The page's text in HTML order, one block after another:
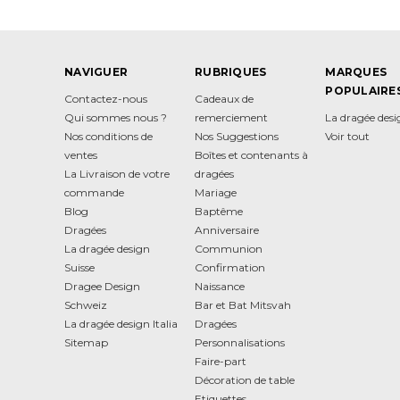
NAVIGUER
Contactez-nous
Qui sommes nous ?
Nos conditions de
ventes
La Livraison de votre
commande
Blog
Dragées
La dragée design
Suisse
Dragee Design
Schweiz
La dragée design Italia
Sitemap
RUBRIQUES
Cadeaux de
remerciement
Nos Suggestions
Boîtes et contenants à
dragées
Mariage
Baptême
Anniversaire
Communion
Confirmation
Naissance
Bar et Bat Mitsvah
Dragées
Personnalisations
Faire-part
Décoration de table
MARQUES
La dragée
Voir tout